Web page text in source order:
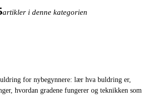
artikler i denne kategorien
for nybegynnere: lær hva buldring er,
hvordan gradene fungerer og teknikken som